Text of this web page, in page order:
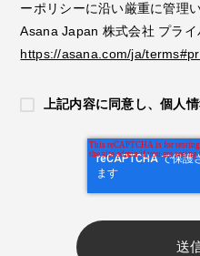
ーポリシーに沿い厳重に管理
Asana Japan 株式会社 プライ
https://asana.com/ja/
上記内容に同意し、個人